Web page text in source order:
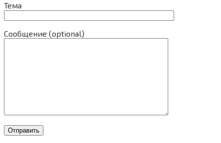
Тема
Сообщение (optional)